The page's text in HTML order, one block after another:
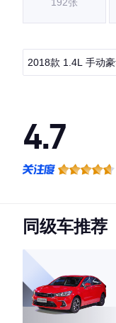
2018款 1.4L 手动
4.7
·空间表现一般，低于
同级车推荐